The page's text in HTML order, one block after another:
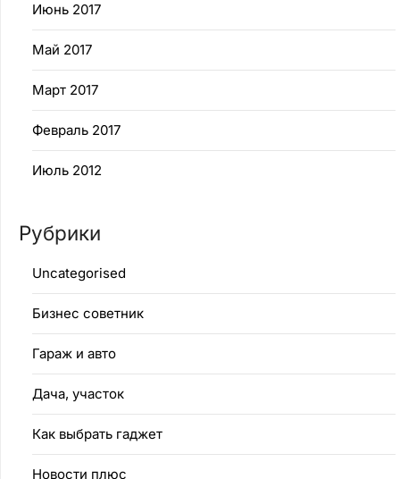
Июнь 2017
Май 2017
Март 2017
Февраль 2017
Июль 2012
Рубрики
Uncategorised
Бизнес советник
Гараж и авто
Дача, участок
Как выбрать гаджет
Новости плюс